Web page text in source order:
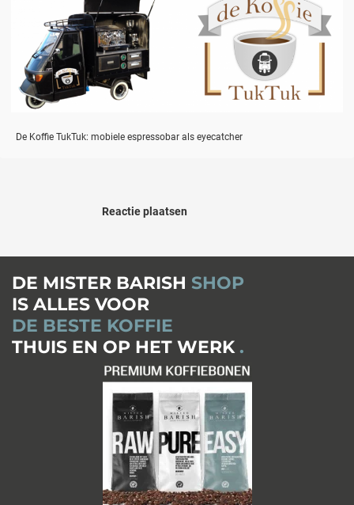
De Koffie TukTuk: mobiele espressobar als eyecatcher
Reactie plaatsen
DE MISTER BARISH SHOP
IS ALLES VOOR
DE BESTE KOFFIE
THUIS EN OP HET WERK .